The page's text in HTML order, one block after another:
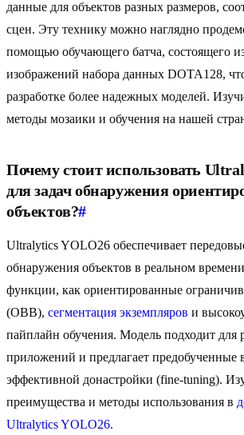
данные для объектов разных размеров,
сцен. Эту технику можно наглядно
помощью обучающего батча, состоящего
изображений набора данных DOTA128,
разработке более надежных моделей.
методы мозаики и обучения на нашей
Почему стоит использовать
для задач обнаружения
объектов?#
Ultralytics YOLO26 обеспечивает
обнаружения объектов в реальном
функции, как ориентированные
(OBB), сегментация экземпляров и
пайплайн обучения. Модель подходит для
приложений и предлагает предобученные
эффективной донастройки (fine-tuning).
преимущества и методы использования в
Ultralytics YOLO26.